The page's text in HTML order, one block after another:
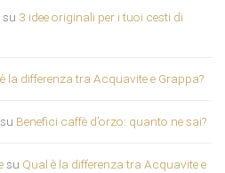
su 3 idee originali per i tuoi cesti di
la differenza tra Acquavite e Grappa?
su Benefici caffè d’orzo: quanto ne sai?
su Qual è la differenza tra Acquavite e